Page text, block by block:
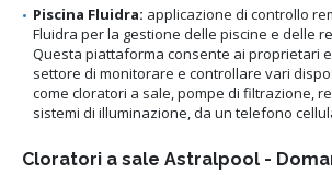
Piscina Fluidra: applicazione di controllo
Fluidra per la gestione delle piscine e delle
Questa piattaforma consente ai proprietari
settore di monitorare e controllare vari
come cloratori a sale, pompe di filtrazione,
sistemi di illuminazione, da un telefono
Cloratori a sale Astralpool -